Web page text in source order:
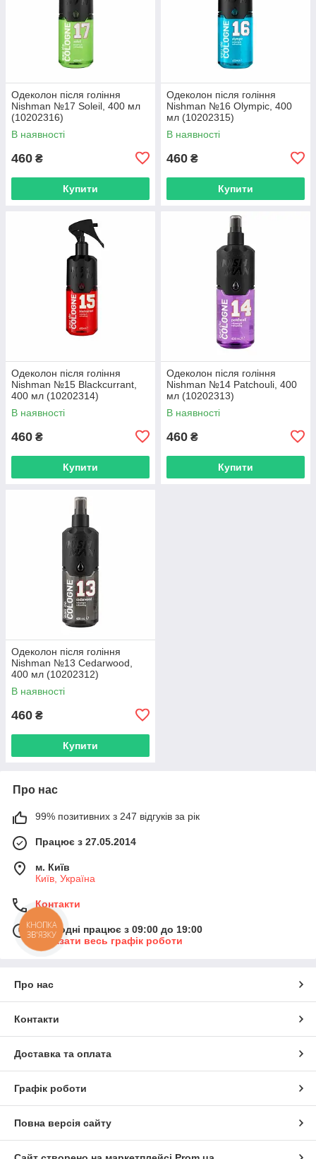
Одеколон після гоління
Nishman №17 Soleil, 400 мл
(10202316)
В наявності
460 ₴
Купити
Одеколон після гоління
Nishman №16 Olympic, 400
мл (10202315)
В наявності
460 ₴
Купити
Одеколон після гоління
Nishman №15 Blackcurrant,
400 мл (10202314)
В наявності
460 ₴
Купити
Одеколон після гоління
Nishman №14 Patchouli, 400
мл (10202313)
В наявності
460 ₴
Купити
Одеколон після гоління
Nishman №13 Cedarwood,
400 мл (10202312)
В наявності
460 ₴
Купити
Про нас
99% позитивних з 247 відгуків за рік
Працює з 27.05.2014
м. Київ
Київ, Україна
Контакти
Сьогодні працює з 09:00 до 19:00
Показати весь графік роботи
Про нас
Контакти
Доставка та оплата
Графік роботи
Повна версія сайту
КНОПКА
ЗВ'ЯЗКУ